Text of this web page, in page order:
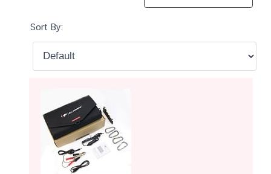
Sort By: